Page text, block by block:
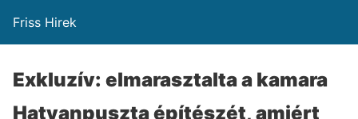
Friss Hirek
Exkluzív: elmarasztalta a kamara
Hatvanpuszta építészét, amiért